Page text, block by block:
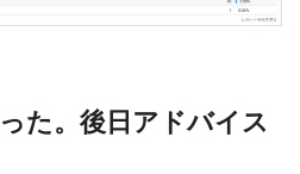
た。後日アドバイス